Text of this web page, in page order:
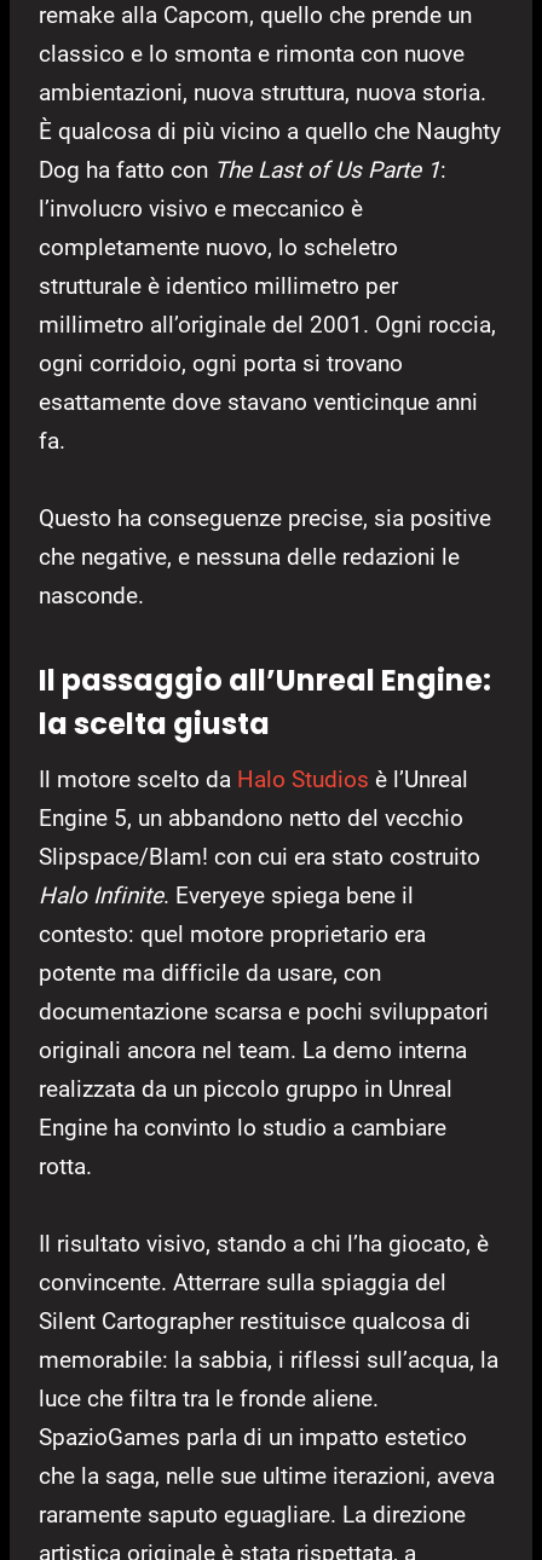
remake alla Capcom, quello che prende un
classico e lo smonta e rimonta con nuove
ambientazioni, nuova struttura, nuova storia.
È qualcosa di più vicino a quello che Naughty
Dog ha fatto con The Last of Us Parte 1:
l’involucro visivo e meccanico è
completamente nuovo, lo scheletro
strutturale è identico millimetro per
millimetro all’originale del 2001. Ogni roccia,
ogni corridoio, ogni porta si trovano
esattamente dove stavano venticinque anni
fa.
Questo ha conseguenze precise, sia positive
che negative, e nessuna delle redazioni le
nasconde.
Il passaggio all’Unreal Engine:
la scelta giusta
Il motore scelto da Halo Studios è l’Unreal
Engine 5, un abbandono netto del vecchio
Slipspace/Blam! con cui era stato costruito
Halo Infinite. Everyeye spiega bene il
contesto: quel motore proprietario era
potente ma difficile da usare, con
documentazione scarsa e pochi sviluppatori
originali ancora nel team. La demo interna
realizzata da un piccolo gruppo in Unreal
Engine ha convinto lo studio a cambiare
rotta.
Il risultato visivo, stando a chi l’ha giocato, è
convincente. Atterrare sulla spiaggia del
Silent Cartographer restituisce qualcosa di
memorabile: la sabbia, i riflessi sull’acqua, la
luce che filtra tra le fronde aliene.
SpazioGames parla di un impatto estetico
che la saga, nelle sue ultime iterazioni, aveva
raramente saputo eguagliare. La direzione
artistica originale è stata rispettata, a